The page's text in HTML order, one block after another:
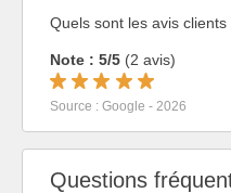
Quels sont les avis
Note : 5/5 (2 avis)
Source : Google - 2026
Questions